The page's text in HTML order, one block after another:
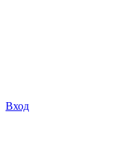
Вход